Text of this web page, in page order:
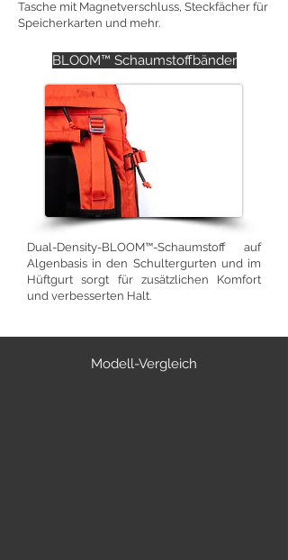
Tasche mit Magnetverschluss, Steckfächer für
Speicherkarten und mehr.
BLOOM™ Schaumstoffbänder
Dual-Density-BLOOM™-Schaumstoff auf
Algenbasis in den Schultergurten und im
Hüftgurt sorgt für zusätzlichen Komfort
und verbesserten Halt.
Modell-Vergleich